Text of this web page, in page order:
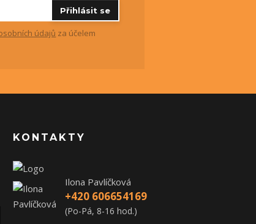
Přihlásit se
údajů za účelem
KONTAKTY
Ilona Pavlíčková
+420 606654169
(Po-Pá, 8-16 hod.)